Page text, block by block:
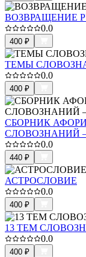
ВОЗВРАЩЕНИЕ
0.0
400 ₽
ТЕМЫ
0.0
400 ₽
СБОРНИК
СЛОВОЗНАНИЙ
0.0
440 ₽
АСТРОСЛОВИЕ
0.0
400 ₽
13 ТЕМ
0.0
400 ₽